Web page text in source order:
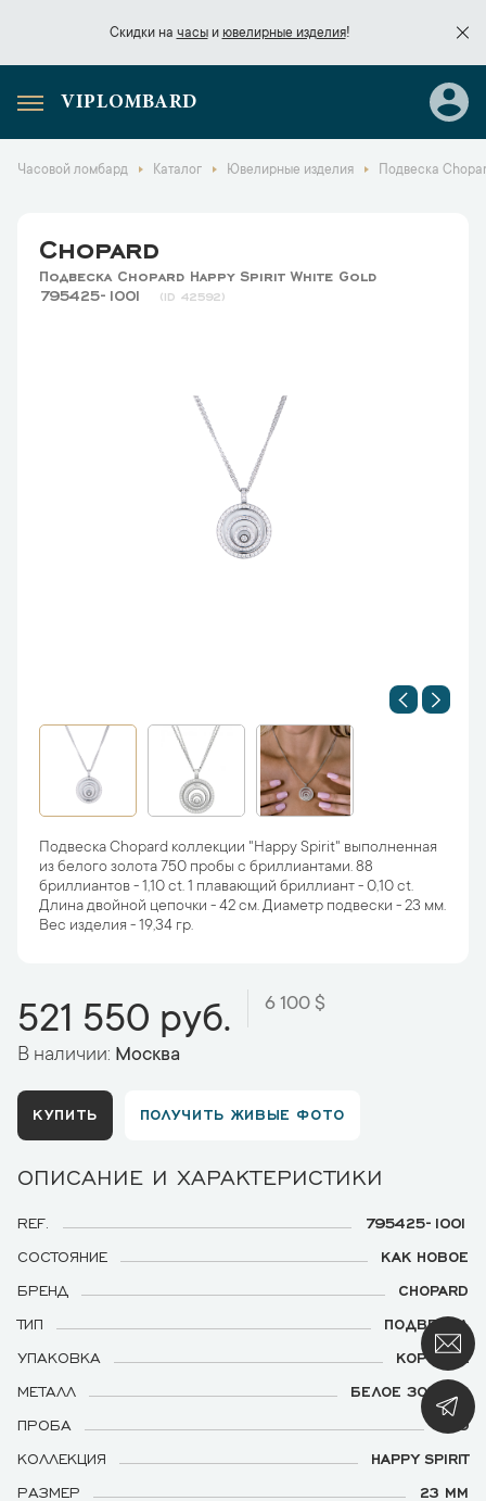
Скидки на часыи ювелирные изделия!
Скидки начасы
VIPLOMBARD
Часовой ломбард Каталог Ювелирные изделия Подвеска
Chopard
Подвеска Chopard Happy Spirit White Gold
795425-1001
42592
Подвеска Chopard коллекции "Happy Spirit" выполненная
из белого золота 750 пробы с бриллиантами. 88
бриллиантов - 1,10 ct. 1 плавающий бриллиант - 0,10 ct.
Длина двойной цепочки - 42 см. Диаметр подвески - 23 мм.
Вес изделия - 19,34 гр.
521 550 руб. 6 100 $
В наличии: Москва
КУПИТЬ ПОЛУЧИТЬ ЖИВЫЕ ФОТО
ОПИСАНИЕ И ХАРАКТЕРИСТИКИ
REF.
795425-1001
СОСТОЯНИЕ
КАК НОВОЕ
БРЕНД
CHOPARD
ТИП
ПОДВЕСКА
УПАКОВКА
КОРОБКА
МЕТАЛЛ
БЕЛОЕ ЗОЛОТО
ПРОБА
750
КОЛЛЕКЦИЯ
HAPPY SPIRIT
РАЗМЕР
23 ММ